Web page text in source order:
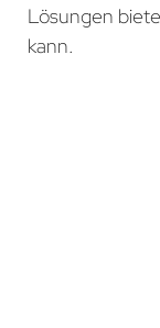
Lösungen
kann.